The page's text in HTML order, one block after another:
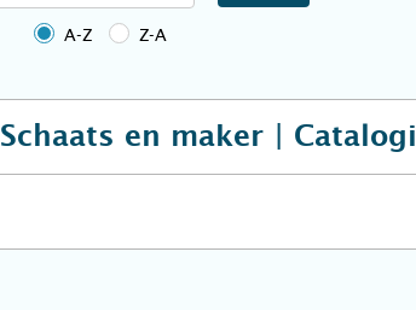
A-Z Z-A
Schaats en maker | Catalogi